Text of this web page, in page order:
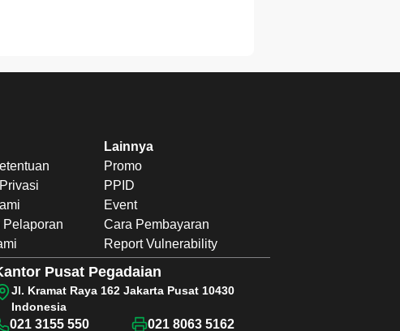
Pelaporan
Lainnya
Promo
PPID
Event
Cara Pembayaran
Report Vulnerability
Pusat Pegadaian
Jl. Kramat Raya 162 Jakarta Pusat 10430
Indonesia
021 3155 550 021 8063 5162